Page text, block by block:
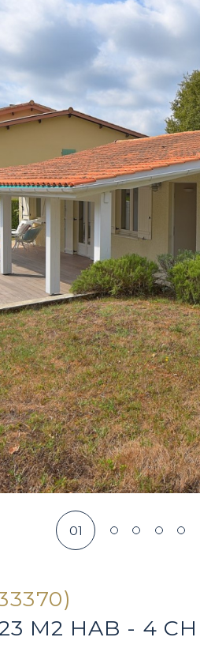
01
M2 HAB - 4